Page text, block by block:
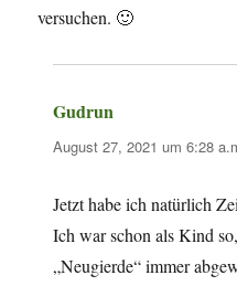
versuchen. 🙂
Gudrun
August 27, 2021 um 6:28
Jetzt habe ich natürlich
Ich war schon als Kind
„Neugierde“ immer